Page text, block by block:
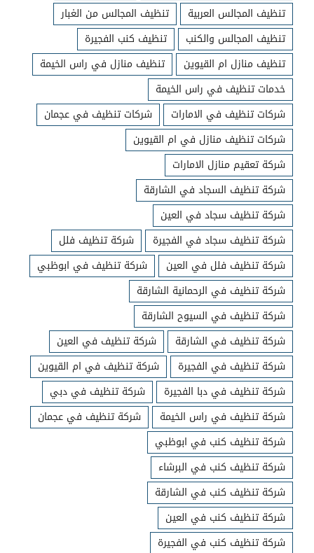
تنظيف المجالس العربية
تنظيف المجالس من الغبار
تنظيف المجالس والكنب
تنظيف كنب الفجيرة
تنظيف منازل ام القيوين
تنظيف منازل في راس الخيمة
خدمات تنظيف في راس الخيمة
شركات تنظيف في الامارات
شركات تنظيف في عجمان
شركات تنظيف منازل في ام القيوين
شركة تعقيم منازل الامارات
شركة تنظيف السجاد في الشارقة
شركة تنظيف سجاد في العين
شركة تنظيف سجاد في الفجيرة
شركة تنظيف فلل
شركة تنظيف فلل في العين
شركة تنظيف في ابوظبي
شركة تنظيف في الرحمانية الشارقة
شركة تنظيف في السيوح الشارقة
شركة تنظيف في الشارقة
شركة تنظيف في العين
شركة تنظيف في الفجيرة
شركة تنظيف في ام القيوين
شركة تنظيف في دبا الفجيرة
شركة تنظيف في دبي
شركة تنظيف في راس الخيمة
شركة تنظيف في عجمان
شركة تنظيف كنب في ابوظبي
شركة تنظيف كنب في البرشاء
شركة تنظيف كنب في الشارقة
شركة تنظيف كنب في العين
شركة تنظيف كنب في الفجيرة